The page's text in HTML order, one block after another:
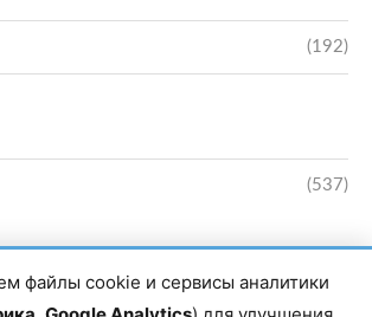
(192)
(537)
файлы cookie и сервисы аналитики